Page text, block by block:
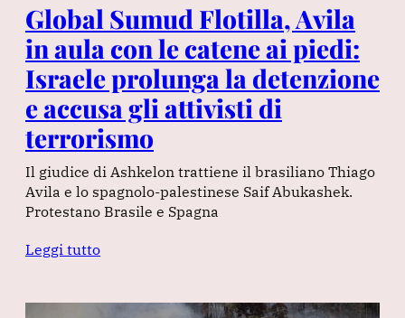
Global Sumud Flotilla, Avila
in aula con le catene ai piedi:
Israele prolunga la detenzione
e accusa gli attivisti di
terrorismo
Il giudice di Ashkelon trattiene il brasiliano Thiago
Avila e lo spagnolo-palestinese Saif Abukashek.
Protestano Brasile e Spagna
Leggi tutto